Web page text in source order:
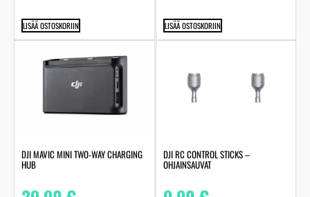
LISÄÄ OSTOSKORIIN LISÄÄ OSTOSKORIIN
DJI MAVIC MINI TWO-WAY CHARGING
HUB
DJI RC CONTROL STICKS –
OHJAINSAUVAT